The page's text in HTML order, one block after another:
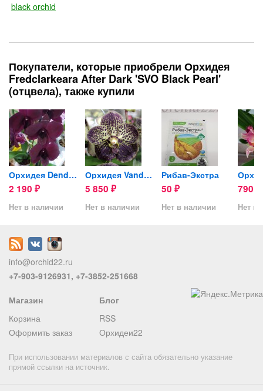
black orchid
Покупатели, которые приобрели Орхидея
Fredclarkeara After Dark 'SVO Black Pearl'
(отцвела), также купили
Орхидея Dendrobium Thailand...
2 190 ₽
Нет в наличии
Орхидея Vanda Dark...
5 850 ₽
Нет в наличии
Рибав-Экстра
50 ₽
Нет в наличии
790
Нет в
info@orchid22.ru
+7-903-9126931, +7-3852-251668
Магазин
Корзина
Оформить заказ
Блог
RSS
Орхидеи22
При использовании материалов с сайта обязательно указание
прямой ссылки на источник.